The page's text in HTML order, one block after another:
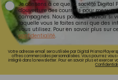
Je consens à ce que la société Digital
d'ouverture des courriels pour
campagnes. Nous pourrons savoir si
laquelle vous le faites ainsi que des
vous utilisez. Pour en savoir plus sur
confidentialité.
Votre adresse email sera utilisée par Digital Prisma
offres commerciales personnalisées. Vous pourrez
intégré dans la newsletter. Pour en savoir plus et exercer